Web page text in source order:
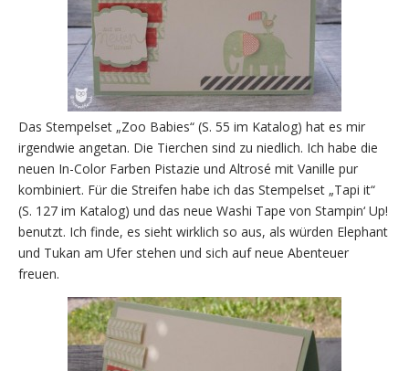
Das Stempelset „Zoo Babies“ (S. 55 im Katalog) hat es mir
irgendwie angetan. Die Tierchen sind zu niedlich. Ich habe die
neuen In-Color Farben Pistazie und Altrosé mit Vanille pur
kombiniert. Für die Streifen habe ich das Stempelset „Tapi it“
(S. 127 im Katalog) und das neue Washi Tape von Stampin‘ Up!
benutzt. Ich finde, es sieht wirklich so aus, als würden Elephant
und Tukan am Ufer stehen und sich auf neue Abenteuer
freuen.